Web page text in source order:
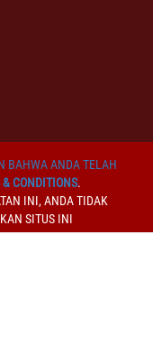
BAHWA ANDA TELAH
& CONDITIONS.
INI, ANDA TIDAK
SITUS INI